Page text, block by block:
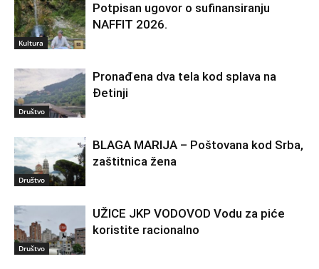
Kultura
Potpisan ugovor o sufinansiranju
NAFFIT 2026.
Društvo
Pronađena dva tela kod splava na
Đetinji
Društvo
BLAGA MARIJA – Poštovana kod Srba,
zaštitnica žena
Društvo
UŽICE JKP VODOVOD Vodu za piće
koristite racionalno